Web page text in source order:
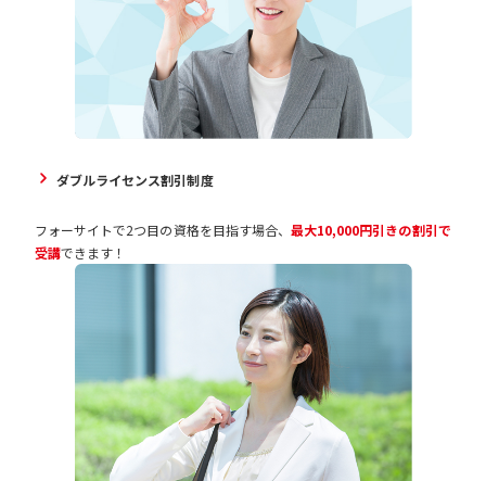
ダブルライセンス割引制度
フォーサイトで2つ目の資格を目指す場合、 最大10,000円引きの割引で
受講できます！